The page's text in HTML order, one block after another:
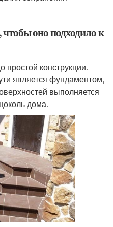
оно подходило к
простой конструкции.
является фундаментом,
выполняется
дома.